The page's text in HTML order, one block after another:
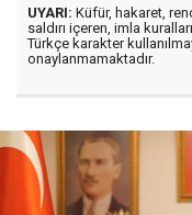
UYARI: Küfür, hakaret,
saldırı içeren, imla
Türkçe karakter
onaylanmamaktadır.